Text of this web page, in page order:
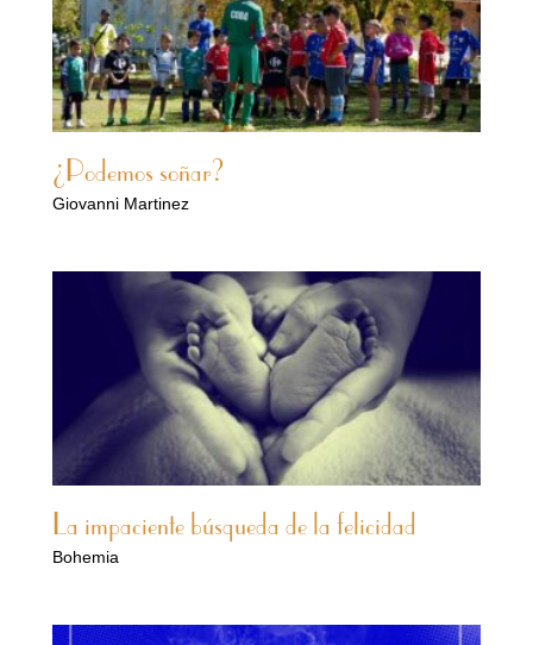
¿Podemos soñar?
Giovanni Martinez
La impaciente búsqueda de la felicidad
Bohemia